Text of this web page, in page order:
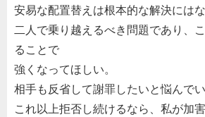
安易な配置替えは根本的な解決にはな
二人で乗り越えるべき問題であり、
ることで
強くなってほしい。
相手も反省して謝罪したいと悩んでい
これ以上拒否し続けるなら、私が加